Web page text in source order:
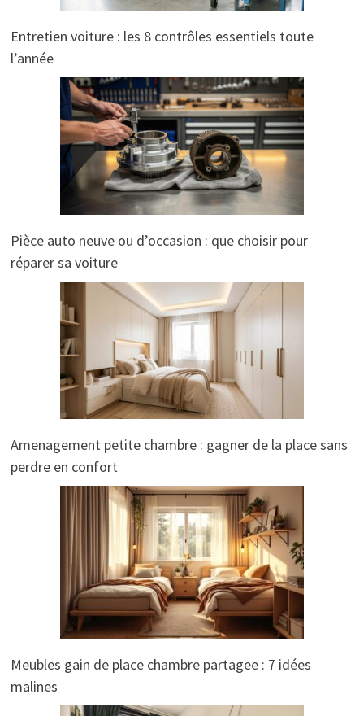
Entretien voiture : les 8 contrôles essentiels toute
l’année
Pièce auto neuve ou d’occasion : que choisir pour
réparer sa voiture
Amenagement petite chambre : gagner de la place sans
perdre en confort
Meubles gain de place chambre partagee : 7 idées
malines